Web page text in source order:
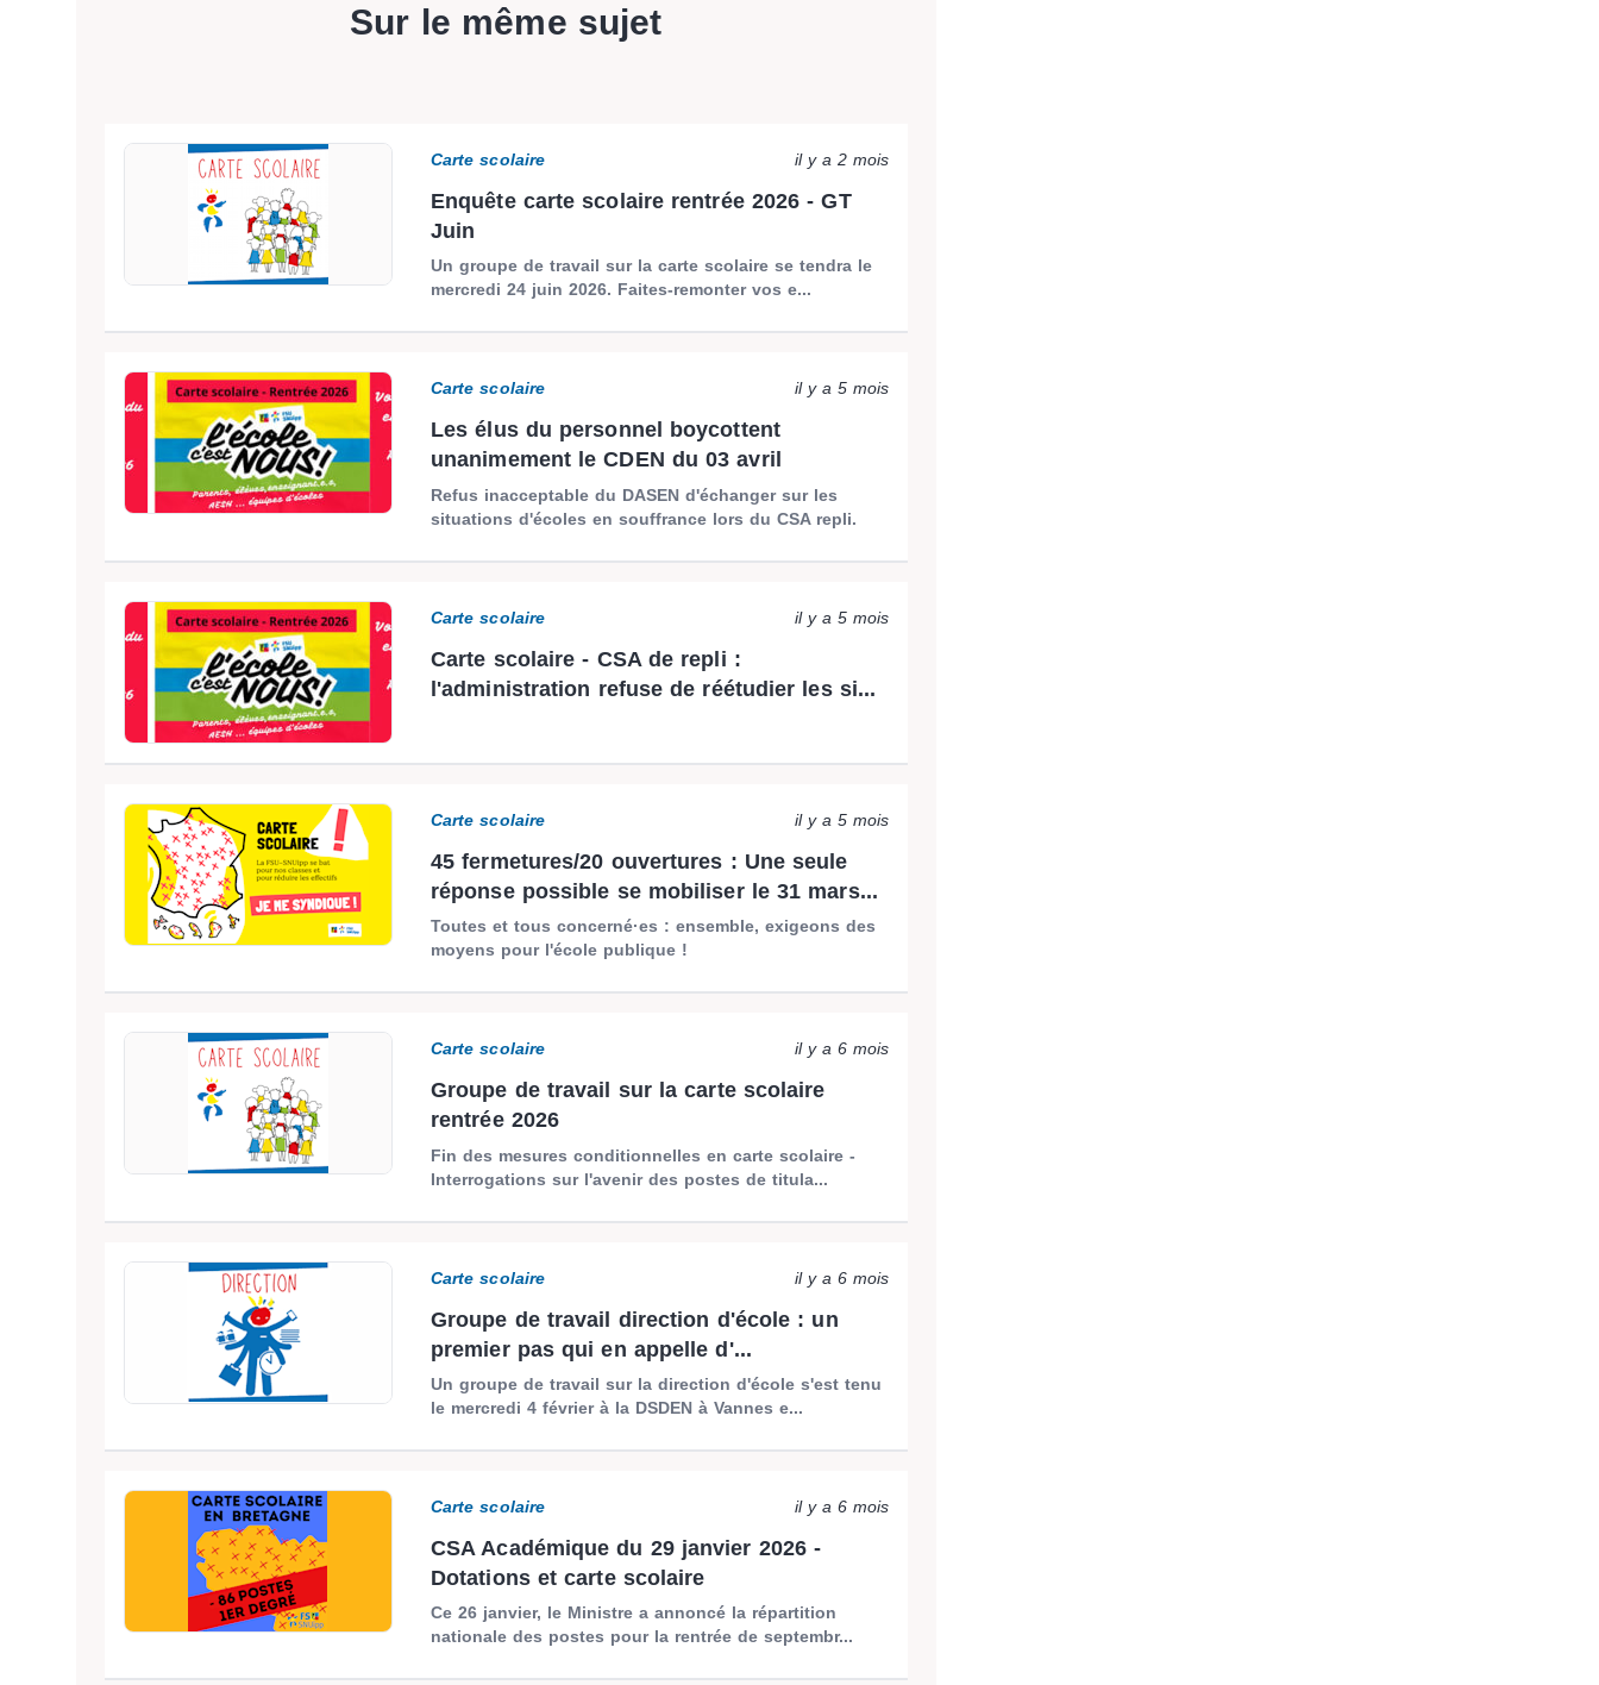
Sur le même sujet
Carte scolaire il y a 2 mois
Enquête carte scolaire rentrée 2026 - GT
Juin
Un groupe de travail sur la carte scolaire se tendra le
mercredi 24 juin 2026. Faites-remonter vos e...
Carte scolaire il y a 5 mois
Les élus du personnel boycottent
unanimement le CDEN du 03 avril
Refus inacceptable du DASEN d'échanger sur les
situations d'écoles en souffrance lors du CSA repli.
Carte scolaire il y a 5 mois
Carte scolaire - CSA de repli :
l'administration refuse de réétudier les si...
Carte scolaire il y a 5 mois
45 fermetures/20 ouvertures : Une seule
réponse possible se mobiliser le 31 mars...
Toutes et tous concerné·es : ensemble, exigeons des
moyens pour l'école publique !
Carte scolaire il y a 6 mois
Groupe de travail sur la carte scolaire
rentrée 2026
Fin des mesures conditionnelles en carte scolaire -
Interrogations sur l'avenir des postes de titula...
Carte scolaire il y a 6 mois
Groupe de travail direction d'école : un
premier pas qui en appelle d'...
Un groupe de travail sur la direction d'école s'est tenu
le mercredi 4 février à la DSDEN à Vannes e...
Carte scolaire il y a 6 mois
CSA Académique du 29 janvier 2026 -
Dotations et carte scolaire
Ce 26 janvier, le Ministre a annoncé la répartition
nationale des postes pour la rentrée de septembr...